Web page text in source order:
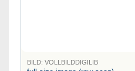
BILD: VOLLBILDDIGILIB